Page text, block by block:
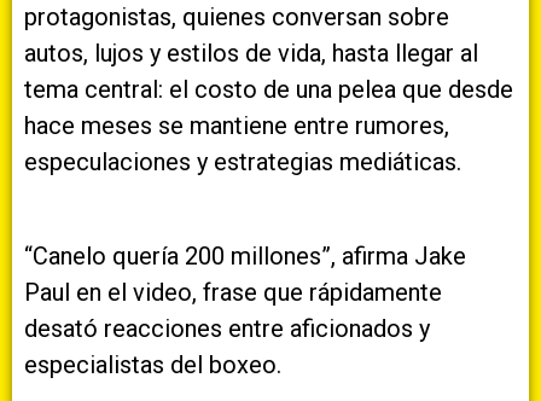
protagonistas, quienes conversan sobre
autos, lujos y estilos de vida, hasta llegar al
tema central: el costo de una pelea que desde
hace meses se mantiene entre rumores,
especulaciones y estrategias mediáticas.
“Canelo quería 200 millones”, afirma Jake
Paul en el video, frase que rápidamente
desató reacciones entre aficionados y
especialistas del boxeo.